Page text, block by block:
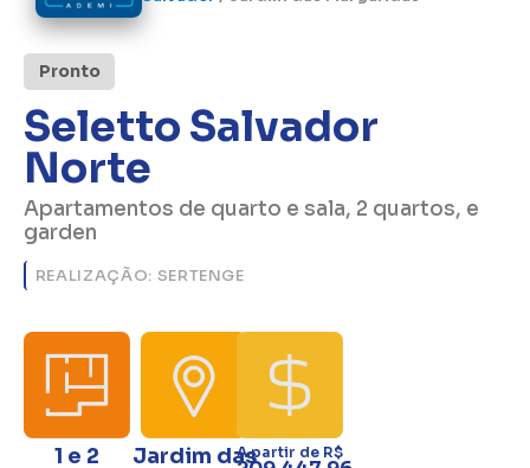
Pronto
Seletto Salvador
Norte
Apartamentos de quarto e sala, 2 quartos, e
garden
REALIZAÇÃO: SERTENGE
1 e 2
Jardim dasA partir de R$